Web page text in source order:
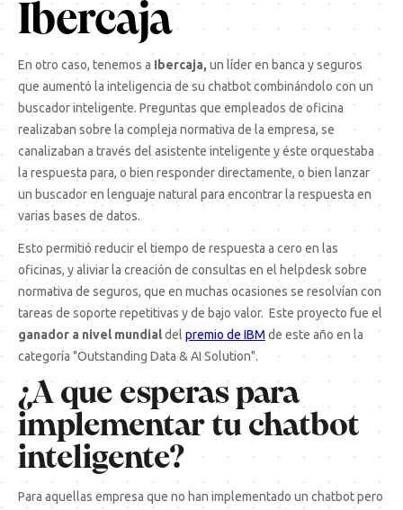
Ibercaja
En otro caso, tenemos a Ibercaja, un líder en banca y seguros
que aumentó la inteligencia de su chatbot combinándolo con un
buscador inteligente. Preguntas que empleados de oficina
realizaban sobre la compleja normativa de la empresa, se
canalizaban a través del asistente inteligente y éste orquestaba
la respuesta para, o bien responder directamente, o bien lanzar
un buscador en lenguaje natural para encontrar la respuesta en
varias bases de datos.
Esto permitió reducir el tiempo de respuesta a cero en las
oficinas, y aliviar la creación de consultas en el helpdesk sobre
normativa de seguros, que en muchas ocasiones se resolvían con
tareas de soporte repetitivas y de bajo valor. Este proyecto fue el
ganador a nivel mundialdel premio de IBM de este año en la
categoría "Outstanding Data & AI Solution".
¿A que esperas para
implementar tu chatbot
inteligente?
Para aquellas empresa que no han implementado un chatbot pero